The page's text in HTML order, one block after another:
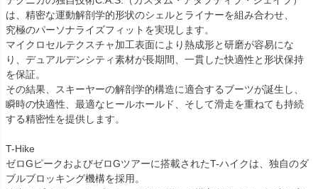
は、精密な運動解剖学的形状のシェルとライナーを組み合わせ、
究極のパーソナライズフィットを実現します。
マイクロセルテクスチャ加工表面により熱成形と研磨が容易にな
り、デュアルデンシティ素材が長期間、一貫した快適性と形状保持
を保証。
その結果、スキーヤーの解剖学的構造に適合するブーツが誕生し、
瞬時の快適性、最適なヒールホールド、そして滑走を重ねても持続
する精密性を提供します。
T-Hike
ゼロGピークおよびゼロGツアーに搭載されたT-ハイクは、独自のダ
ブルブロッキング機構を採用。